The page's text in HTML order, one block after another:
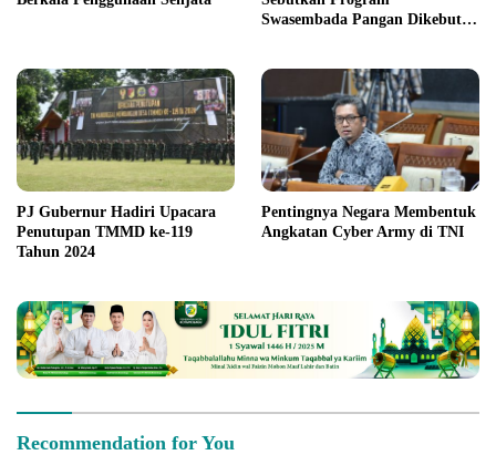
Swasembada Pangan Dikebut
PJ Gubernur Hadiri Upacara
Penutupan TMMD ke-119
Tahun 2024
Pentingnya Negara Membentuk
Angkatan Cyber Army di TNI
Recommendation for You